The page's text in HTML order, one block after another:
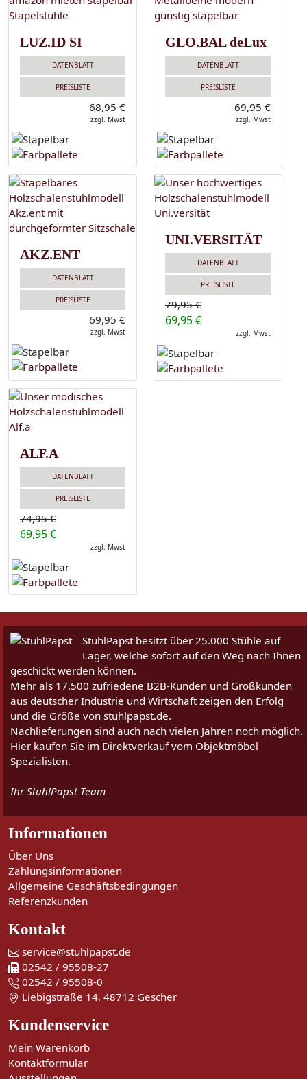
LUZ.ID SI
DATENBLATT
PREISLISTE
68,95 €
zzgl. Mwst
GLO.BAL deLux
DATENBLATT
PREISLISTE
69,95 €
zzgl. Mwst
AKZ.ENT
DATENBLATT
PREISLISTE
69,95 €
zzgl. Mwst
UNI.VERSITÄT
DATENBLATT
PREISLISTE
79,95 €
69,95 €
zzgl. Mwst
ALF.A
DATENBLATT
PREISLISTE
74,95 €
69,95 €
zzgl. Mwst
StuhlPapst besitzt über 25.000 Stühle auf
Lager, welche sofort auf den Weg nach Ihnen
geschickt werden können.
Mehr als 17.500 zufriedene B2B-Kunden und Großkunden
aus deutscher Industrie und Wirtschaft zeigen den Erfolg
und die Größe von stuhlpapst.de.
Nachlieferungen sind auch nach vielen Jahren noch möglich.
Hier kaufen Sie im Direktverkauf vom Objektmöbel
Spezialisten.
Ihr StuhlPapst Team
Informationen
Über Uns
Zahlungsinformationen
Allgemeine Geschäftsbedingungen
Referenzkunden
Kontakt
service@stuhlpapst.de
02542 / 95508-27
02542 / 95508-0
Liebigstraße 14, 48712 Gescher
Kundenservice
Mein Warenkorb
Kontaktformular